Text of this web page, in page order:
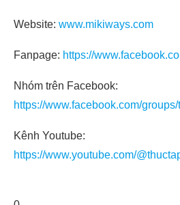
Website: www.mikiways.com
Fanpage: https://
Nhóm trên Facebook:
https://www.facebook.com/
Kênh Youtube:
https://www.youtube.com/